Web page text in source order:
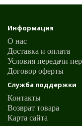
Информация
О нас
Доставка и оплата
Условия передачи
Договор оферты
Служба поддержки
Контакты
Возврат товара
Карта сайта